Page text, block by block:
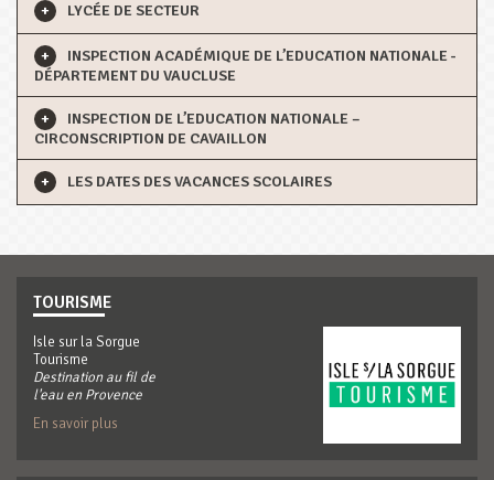
LYCÉE DE SECTEUR
INSPECTION ACADÉMIQUE DE L’EDUCATION NATIONALE -
DÉPARTEMENT DU VAUCLUSE
INSPECTION DE L’EDUCATION NATIONALE –
CIRCONSCRIPTION DE CAVAILLON
LES DATES DES VACANCES SCOLAIRES
TOURISME
Isle sur la Sorgue
Tourisme
Destination au fil de
l'eau en Provence
En savoir plus